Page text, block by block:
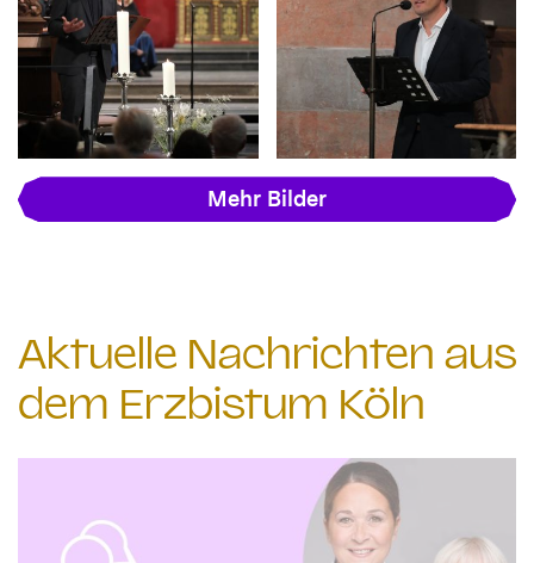
Mehr Bilder
Aktuelle Nachrichten aus
dem Erzbistum Köln